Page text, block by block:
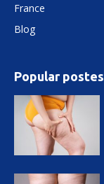
France
Blog
Popular postes